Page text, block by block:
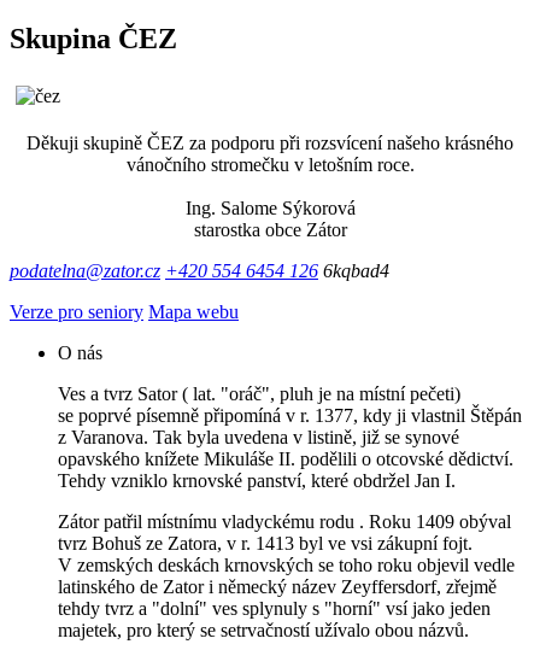
Skupina ČEZ
Děkuji skupině ČEZ za podporu při rozsvícení našeho krásného
vánočního stromečku v letošním roce.
Ing. Salome Sýkorová
starostka obce Zátor
podatelna@zator.cz +420 554 6454 126 6kqbad4
Verze pro seniory Mapa webu
O nás
Ves a tvrz Sator ( lat. "oráč", pluh je na místní pečeti)
se poprvé písemně připomíná v r. 1377, kdy ji vlastnil Štěpán
z Varanova. Tak byla uvedena v listině, již se synové
opavského knížete Mikuláše II. podělili o otcovské dědictví.
Tehdy vzniklo krnovské panství, které obdržel Jan I.
Zátor patřil místnímu vladyckému rodu . Roku 1409 obýval
tvrz Bohuš ze Zatora, v r. 1413 byl ve vsi zákupní fojt.
V zemských deskách krnovských se toho roku objevil vedle
latinského de Zator i německý název Zeyffersdorf, zřejmě
tehdy tvrz a "dolní" ves splynuly s "horní" vsí jako jeden
majetek, pro který se setrvačností užívalo obou názvů.